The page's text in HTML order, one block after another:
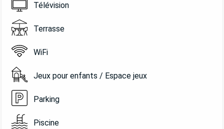
Télévision
Terrasse
WiFi
Jeux pour enfants / Espace jeux
Parking
Piscine